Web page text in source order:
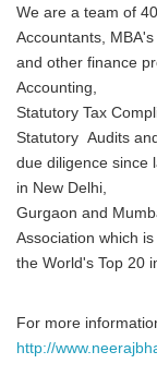
We are a team of
Accountants, MBA's
and other finance
Accounting,
Statutory Tax
Statutory Audits
due diligence since
in New Delhi,
Gurgaon and
Association which
the World's Top 20
For more
http://